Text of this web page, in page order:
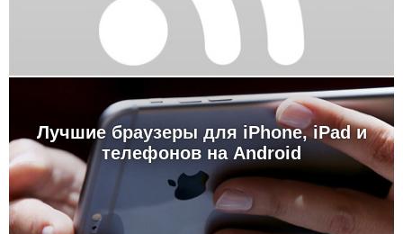
Лучшие браузеры для iPhone, iPad и
телефонов на Android